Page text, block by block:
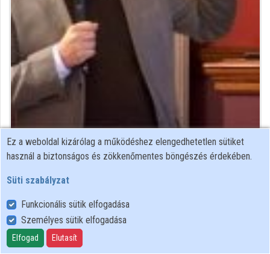
Intézmények
Közreműködők
Közreműködő felvételei
Névjegyek
Névjegy
MTA Bölcsészettudományi Kutatóközpont
Ez a weboldal kizárólag a működéshez elengedhetetlen sütiket
használ a biztonságos és zökkenőmentes böngészés érdekében.
Süti szabályzat
Funkcionális sütik elfogadása
Személyes sütik elfogadása
Elfogad Elutasít